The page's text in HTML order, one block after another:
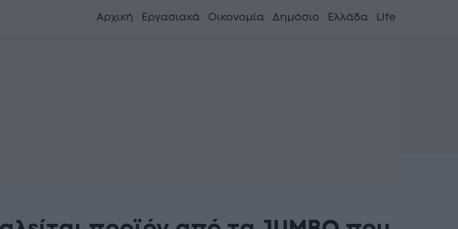
Αρχική
Εργασιακά Οικονομία Δημόσιο Ελλάδα Life